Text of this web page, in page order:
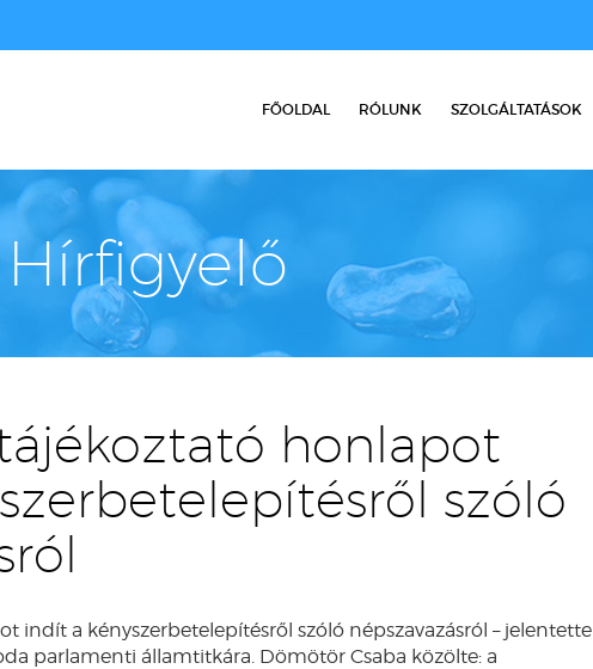
FŐOLDAL RÓLUNK SZOLGÁLTATÁSOK
honlapot
szóló
indít a kényszerbetelepítésről szóló népszavazásról – jelentette
parlamenti államtitkára. Dömötör Csaba közölte: a